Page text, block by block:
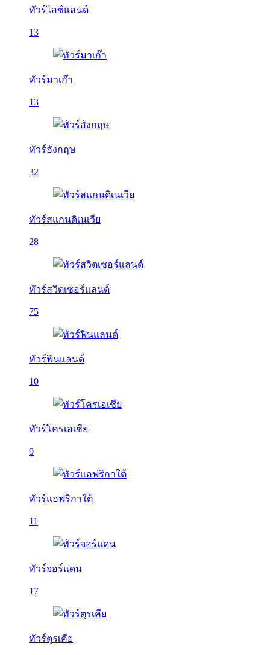
ทัวร์ไอซ์แลนด์
13
ทัวร์มาเก๊า
13
ทัวร์อังกฤษ
32
ทัวร์สแกนดิเนเวีย
28
ทัวร์สวิตเซอร์แลนด์
75
ทัวร์ฟินแลนด์
10
ทัวร์โครเอเชีย
9
ทัวร์แอฟริกาใต้
11
ทัวร์จอร์แดน
17
ทัวร์ตุรเคีย